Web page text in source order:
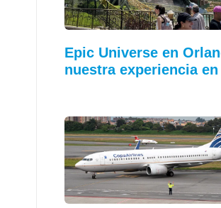
Epic Universe en
nuestra experiencia